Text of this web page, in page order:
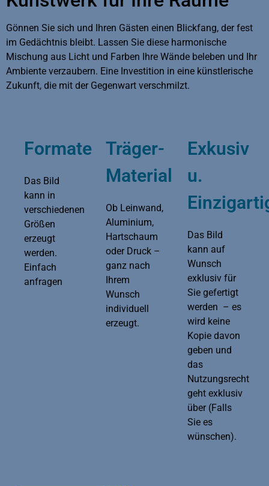
Gönnen Sie sich und Ihren Gästen einen Blickfang, der fest
im Gedächtnis bleibt. Lassen Sie diese harmonische
Mischung aus Licht und Farben Ihre Wände beleben und Ihr
Ambiente verzaubern. Eine Investition in eine künstlerische
Zukunft, die mit der Gegenwart verschmilzt.
Formate
Das Bild
kann in
verschiedenen
Größen
erzeugt
werden.
Einfach
anfragen
Träger-
Material
Ob Leinwand,
Aluminium,
Hartschaum
oder Druck –
ganz nach
Ihrem
Wunsch
individuell
erzeugt.
Exkusiv
u.
Das Bild
kann auf
Wunsch
exklusiv für
Sie gefertigt
werden – es
wird keine
Kopie davon
geben und
das
Nutzungsrecht
geht exklusiv
über (Falls
Sie es
wünschen).